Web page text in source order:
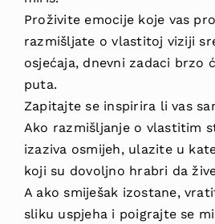
Proživite emocije koje vas
razmišljate o vlastitoj viziji
osjećaja, dnevni zadaci brzo
puta.
Zapitajte se inspirira li vas
Ako razmišljanje o vlastitim
izaziva osmijeh, ulazite u
koji su dovoljno hrabri da
A ako smiješak izostane,
sliku uspjeha i poigrajte se